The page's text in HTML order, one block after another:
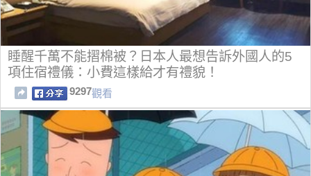
睡醒千萬不能摺棉被？日本人最想告訴外國人的5
項住宿禮儀：小費這樣給才有禮貌！
9297觀看